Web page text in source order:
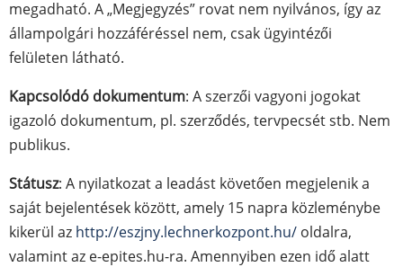
megadható. A „Megjegyzés” rovat nem nyilvános, így az
állampolgári hozzáféréssel nem, csak ügyintézői
felületen látható.
Kapcsolódó dokumentum: A szerzői vagyoni jogokat
igazoló dokumentum, pl. szerződés, tervpecsét stb. Nem
publikus.
Státusz: A nyilatkozat a leadást követően megjelenik a
saját bejelentések között, amely 15 napra közleménybe
kikerül az http://eszjny.lechnerkozpont.hu/ oldalra,
valamint az e-epites.hu-ra. Amennyiben ezen idő alatt